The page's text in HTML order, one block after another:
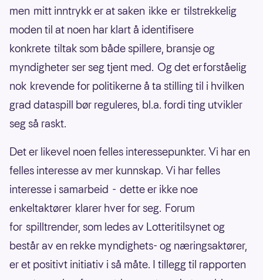
men mitt inntrykk er at saken ikke er tilstrekkelig
moden til at noen har klart å identifisere
konkrete tiltak som både spillere, bransje og
myndigheter ser seg tjent med. Og det er forståelig
nok krevende for politikerne å ta stilling til i hvilken
grad dataspill bør reguleres, bl.a. fordi ting utvikler
seg så raskt.
Det er likevel noen felles interessepunkter. Vi har en
felles interesse av mer kunnskap. Vi har felles
interesse i samarbeid - dette er ikke noe
enkeltaktører klarer hver for seg. Forum
for spilltrender, som ledes av Lotteritilsynet og
består av en rekke myndighets- og næringsaktører,
er et positivt initiativ i så måte. I tillegg til rapporten